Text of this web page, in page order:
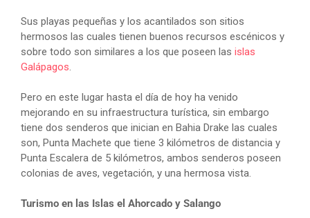
Sus playas pequeñas y los acantilados son sitios
hermosos las cuales tienen buenos recursos escénicos y
sobre todo son similares a los que poseen las islas
Galápagos.
Pero en este lugar hasta el día de hoy ha venido
mejorando en su infraestructura turística, sin embargo
tiene dos senderos que inician en Bahia Drake las cuales
son, Punta Machete que tiene 3 kilómetros de distancia y
Punta Escalera de 5 kilómetros, ambos senderos poseen
colonias de aves, vegetación, y una hermosa vista.
Turismo en las Islas el Ahorcado y Salango